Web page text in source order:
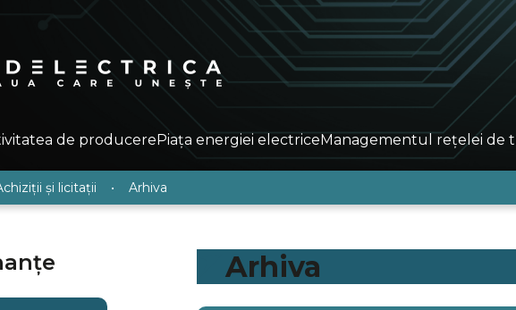
de producerePiața energiei electriceManagementul rețelei de
și licitații • Arhiva
Arhiva